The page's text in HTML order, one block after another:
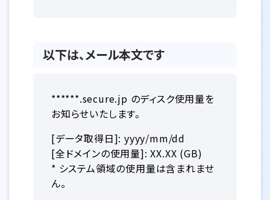
以下は、メール本文です
******.secure.jp のディスク使用量を
お知らせいたします。
[データ取得日]: yyyy/mm/dd
[全ドメインの使用量]: XX.XX (GB)
* システム領域の使用量は含まれませ
ん。